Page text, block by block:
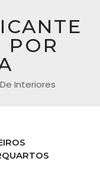
POR
Interiores
QUARTOS